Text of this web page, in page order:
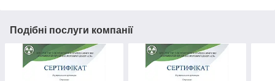
Подібні послуги компанії